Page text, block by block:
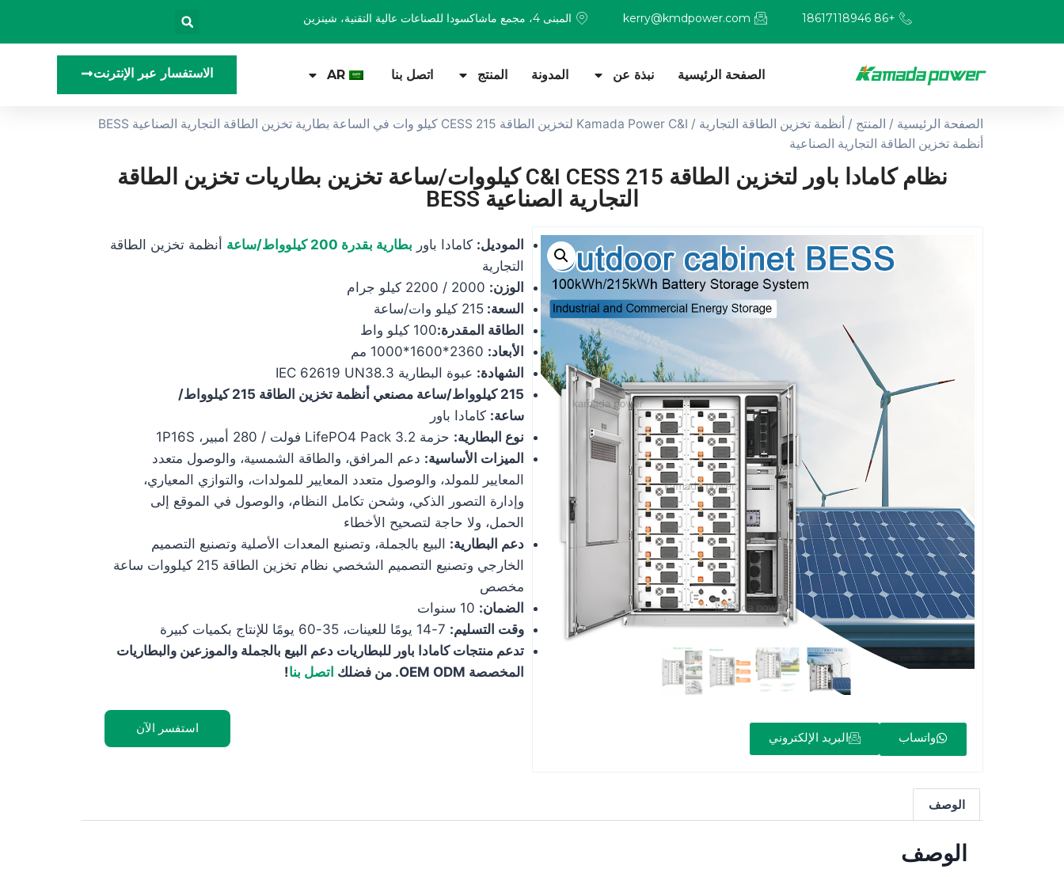
+86 18617118946
kerry@kmdpower.com المبنى 4، مجمع ماشاكسودا للصناعات عالية التقنية، شينزين
الصفحة الرئيسية نبذة عن المدونة المنتج اتصل بنا AR الاستفسار عبر الإنترنت
الصفحة الرئيسية / المنتج / أنظمة تخزين الطاقة التجارية
/ Kamada Power C&I لتخزين الطاقة CESS 215 كيلو وات في الساعة بطارية تخزين الطاقة التجارية الصناعية BESS
أنظمة تخزين الطاقة التجارية الصناعية
نظام كامادا باور لتخزين الطاقة C&I CESS 215 كيلووات/ساعة تخزين بطاريات تخزين الطاقة
التجارية الصناعية BESS
واتساب البريد الإلكتروني
الموديل: كامادا باور بطارية بقدرة 200 كيلوواط/ساعة
أنظمة تخزين الطاقة
التجارية
الوزن:
السعة: 215 كيلو وات/ساعة
الطاقة المقدرة:100 كيلو واط
الأبعاد:
الشهادة: عبوة البطارية IEC 62619 UN38.3
215 كيلوواط/ساعة مصنعي أنظمة تخزين الطاقة 215 كيلوواط/
ساعة: كامادا باور
نوع البطارية: حزمة LifePO4 Pack 3.2 فولت / 280 أمبير، 1P16S
الميزات الأساسية: دعم المرافق، والطاقة الشمسية، والوصول متعدد
المعايير للمولد، والوصول متعدد المعايير للمولدات، والتوازي المعياري،
وإدارة التصور الذكي، وشحن تكامل النظام، والوصول في الموقع إلى
الحمل، ولا حاجة لتصحيح الأخطاء
دعم البطارية: البيع بالجملة، وتصنيع المعدات الأصلية وتصنيع التصميم
الخارجي وتصنيع التصميم الشخصي نظام تخزين الطاقة 215 كيلووات ساعة
مخصص
الضمان:
وقت التسليم:
تدعم منتجات كامادا باور للبطاريات دعم البيع بالجملة والموزعين والبطاريات
المخصصة OEM ODM. من فضلك
اتصل بنا!
استفسر الآن
الوصف
الوصف